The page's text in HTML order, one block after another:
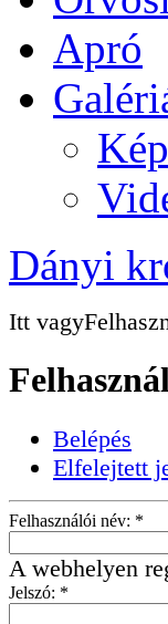
Apró
Dányi
Itt vagy
Belépés
Elfelejtett
Felhasználói név: *
A webhelyen
Jelszó: *